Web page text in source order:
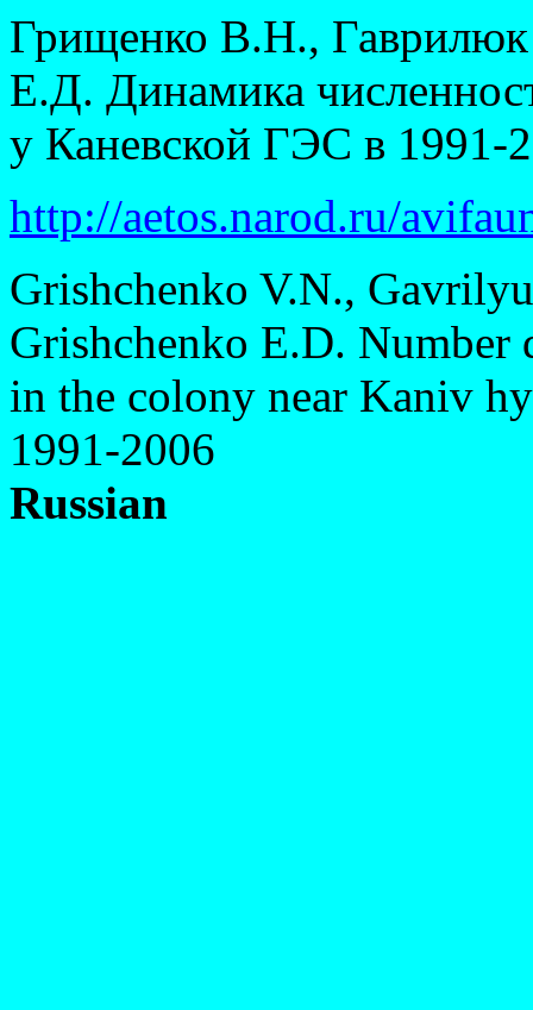
Грищенко В.Н.,
Е.Д. Динамика
у Каневской ГЭС в 1991-
http://aetos.narod.ru/
Grishchenko V.N.,
Grishchenko E.D.
in the colony near Kaniv
1991-2006
Russian